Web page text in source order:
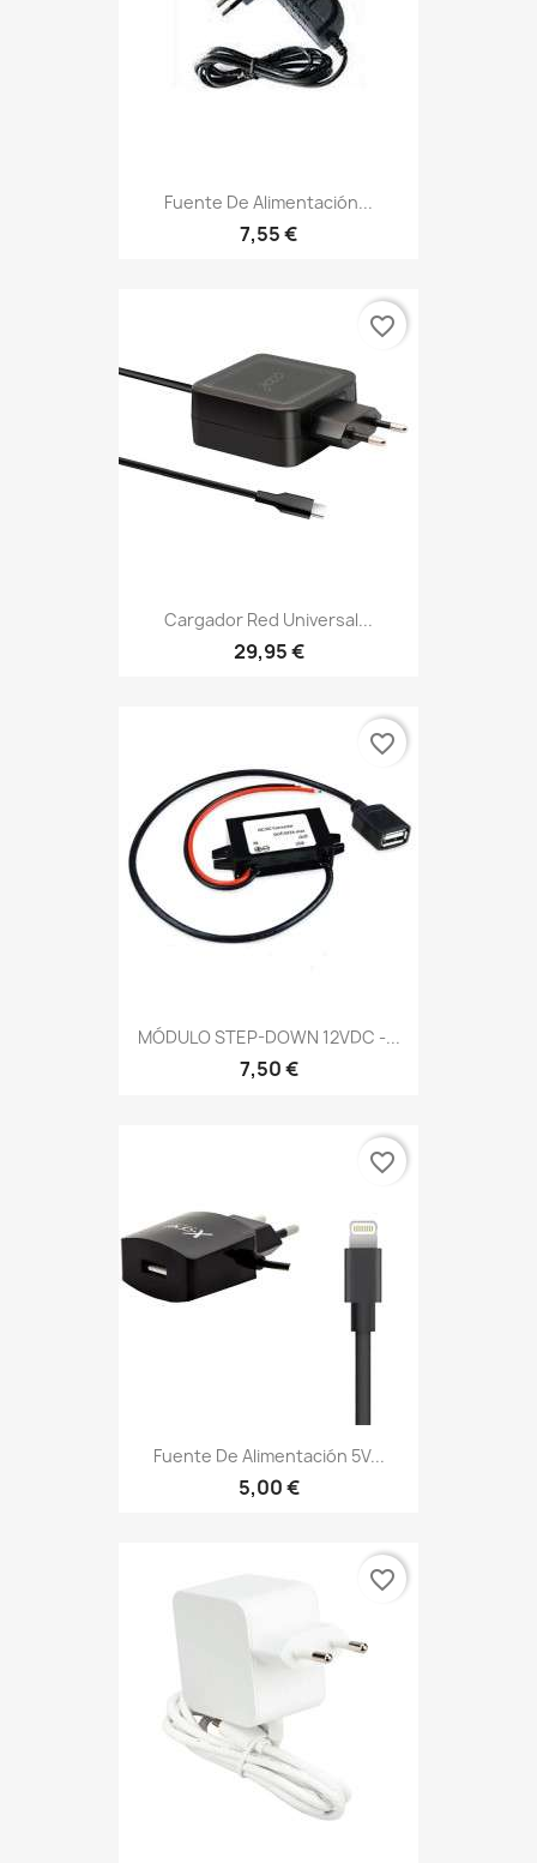
Fuente De Alimentación...
7,55 €
Cargador Red Universal...
29,95 €
favorite_border
MÓDULO STEP-DOWN 12VDC -...
7,50 €
favorite_border
Fuente De Alimentación 5V...
5,00 €
favorite_border
favorite_border